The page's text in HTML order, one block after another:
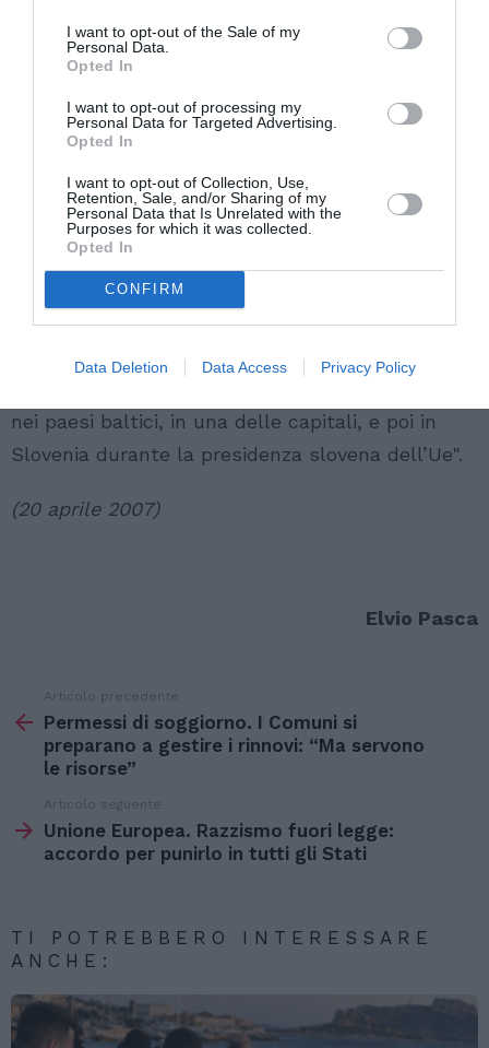
I want to opt-out of the Sale of my
Personal Data.
Opted In
I want to opt-out of processing my
Personal Data for Targeted Advertising.
Opted In
I want to opt-out of Collection, Use,
Retention, Sale, and/or Sharing of my
Personal Data that Is Unrelated with the
Purposes for which it was collected.
Opted In
CONFIRM
Data Deletion Data Access Privacy Policy
Secondo Frattini, "è molto importante la
decisione di una rilettura dei crimini delle due
grandi dittature, quella nazista e quella
comunista. A richiesta di paesi che hanno tanto
sofferto per questo ho offerto l’organizzazione di
nei paesi baltici, in una delle capitali, e poi in
Slovenia durante la presidenza slovena dell’Ue".
(20 aprile 2007)
Elvio Pasca
di
Articolo precedente
Permessi di soggiorno. I Comuni si
preparano a gestire i rinnovi: “Ma servono
le risorse”
Articolo seguente
Unione Europea. Razzismo fuori legge:
accordo per punirlo in tutti gli Stati
TI POTREBBERO INTERESSARE
ANCHE: